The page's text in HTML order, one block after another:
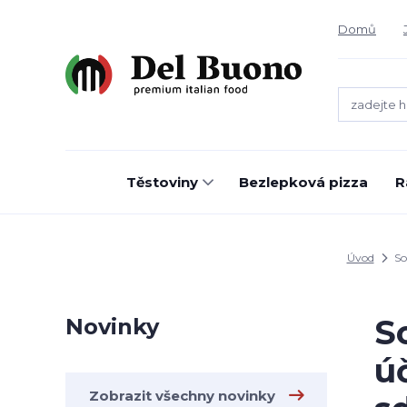
Domů
Těstoviny Bezlepková pizza
Úvod
Novinky
Zobrazit všechny novinky